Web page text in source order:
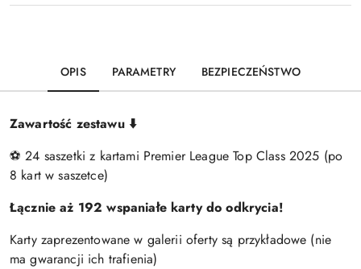
OPIS PARAMETRY BEZPIECZEŃSTWO
Zawartość zestawu ⬇️
⚽ 24 saszetki z kartami Premier League Top Class 2025 (po
8 kart w saszetce)
Łącznie aż 192 wspaniałe karty do odkrycia!
Karty zaprezentowane w galerii oferty są przykładowe (nie
ma gwarancji ich trafienia)